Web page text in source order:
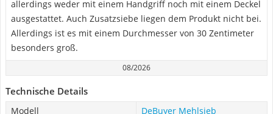
allerdings weder mit einem Handgriff noch mit einem Deckel
ausgestattet. Auch Zusatzsiebe liegen dem Produkt nicht bei.
Allerdings ist es mit einem Durchmesser von 30 Zentimeter
besonders groß.
08/2026
Technische Details
Modell DeBuyer Mehlsieb